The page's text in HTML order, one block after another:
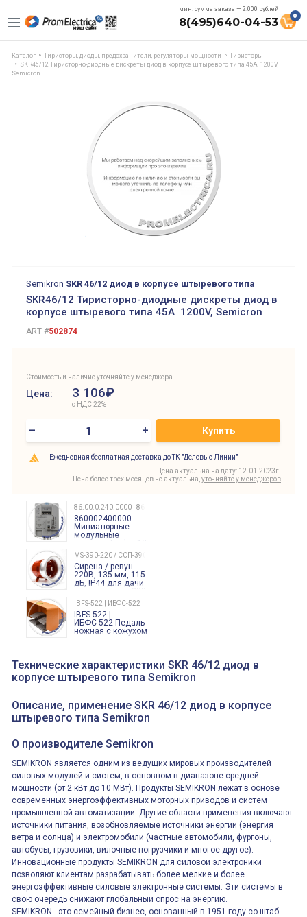
мин. сумма заказа — 2.000 рублей
8(495)640-04-53 0
Каталог Тиристоры, диоды, предохранители, регуляторы мощности
Тиристоры
SKR46/12 Тиристорно-диодные дискреты диод в корпусе штыревого типа 45A 1200V,
Semicron
Semikron SKR 46/12 диод в корпусе штыревого типа
SKR46/12 Тиристорно-диодные дискреты диод в
корпусе штыревого типа 45A 1200V, Semicron
ART #502874
Стоимость и наличие уточняйте у менеджера
Цена: 3 106₽
с НДС 22%
– + Купить
Ежедневная бесплатная доставка до ТК "Деловые Линии"
Цена актуальна на дату: 12.01.2023г.
Цена более трех месяцев не актуальна, уточняйте у менеджеров
86.00.0.240.0000 | 860002400000
860002400000
Миниатюрные
модульные
таймеры Finder, 12-
240 Вольт AC/DC
Finder
86.00.0.240.0000
MS-390-220 / ССП-390 220В
Сирена / ревун
220В, 135 мм, 115
дБ, IP44 для дачи
производства 220
Вольт звук ситены
"пожарная
тревога"
IBFS-522 | ИБФС-522
IBFS-522 |
ИБФС-522 Педаль
ножная с кожухом
двойная,
15Ампер 250В
XVR13M05L
Маячок
вращающийся
ВКН8108
Концевой
путевой,
регулируемый
ролик
800202300000С | 80 02 0 230 0000 С
многофункциональные
реле времени
0.1cек.-10 дней, 10
функций/режимов
Технические характеристики SKR 46/12 диод в
корпусе штыревого типа Semikron
Описание, применение SKR 46/12 диод в корпусе
штыревого типа Semikron
О производителе Semikron
SEMIKRON является одним из ведущих мировых производителей
силовых модулей и систем, в основном в диапазоне средней
мощности (от 2 кВт до 10 МВт). Продукты SEMIKRON лежат в основе
современных энергоэффективных моторных приводов и систем
промышленной автоматизации. Другие области применения включают
источники питания, возобновляемые источники энергии (энергия
ветра и солнца) и электромобили (частные автомобили, фургоны,
автобусы, грузовики, вилочные погрузчики и многое другое).
Инновационные продукты SEMIKRON для силовой электроники
позволяют клиентам разрабатывать более мелкие и более
энергоэффективные силовые электронные системы. Эти системы в
свою очередь снижают глобальный спрос на энергию.
SEMIKRON - это семейный бизнес, основанный в 1951 году со штаб-